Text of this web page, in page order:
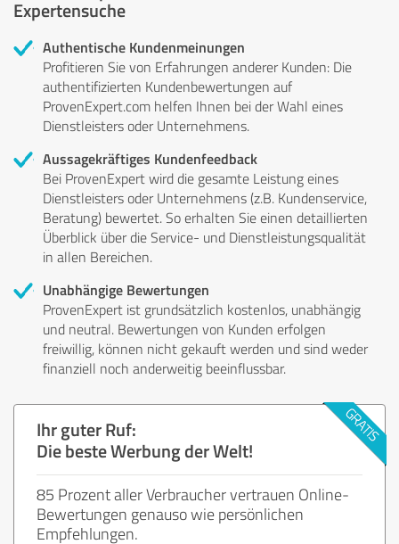
Expertensuche
Authentische Kundenmeinungen
Profitieren Sie von Erfahrungen anderer Kunden: Die
authentifizierten Kundenbewertungen auf
ProvenExpert.com helfen Ihnen bei der Wahl eines
Dienstleisters oder Unternehmens.
Aussagekräftiges Kundenfeedback
Bei ProvenExpert wird die gesamte Leistung eines
Dienstleisters oder Unternehmens (z.B. Kundenservice,
Beratung) bewertet. So erhalten Sie einen detaillierten
Überblick über die Service- und Dienstleistungsqualität
in allen Bereichen.
Unabhängige Bewertungen
ProvenExpert ist grundsätzlich kostenlos, unabhängig
und neutral. Bewertungen von Kunden erfolgen
freiwillig, können nicht gekauft werden und sind weder
finanziell noch anderweitig beeinflussbar.
Ihr guter Ruf:
Die beste Werbung der Welt!
85 Prozent aller Verbraucher vertrauen Online-
Bewertungen genauso wie persönlichen
Empfehlungen.